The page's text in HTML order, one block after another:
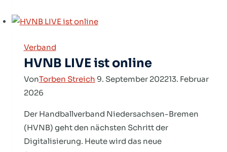
Verband
HVNB LIVE ist online
VonTorben Streich 9. September 202213. Februar
2026
Der Handballverband Niedersachsen-Bremen
(HVNB) geht den nächsten Schritt der
Digitalisierung. Heute wird das neue